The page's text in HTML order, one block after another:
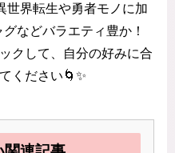
世界転生や勇者モノに加
などバラエティ豊か！
クして、自分の好みに合
ください🌀✨